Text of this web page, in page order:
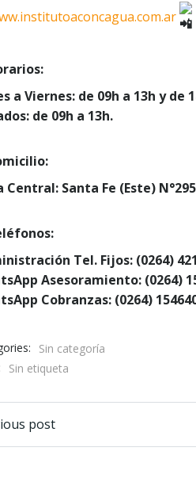
a Viernes: de 09h a 13h y de
de 09h a 13h.
Central: Santa Fe (Este)
Tel. Fijos: (0264)
Asesoramiento: (0264)
Cobranzas: (0264)
Sin categoría
Sin etiqueta
post